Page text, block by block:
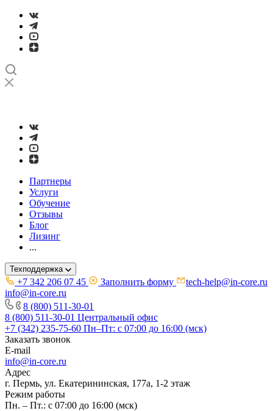
Партнеры
Услуги
Обучение
Отзывы
Блог
Лизинг
...
Техподдержка
+7 342 206 07 45 Заполнить форму
tech-help@in-core.ru
info@in-core.ru
8 (800) 511-30-01
8 (800) 511-30-01 Центральный офис
+7 (342) 235-75-60 Пн–Пт: с 07:00 до 16:00 (мск)
Заказать звонок
E-mail
info@in-core.ru
Адрес
г. Пермь, ул. ​Екатерининская, 177а, ​1-2 этаж
Режим работы
Пн. – Пт.: с 07:00 до 16:00 (мск)